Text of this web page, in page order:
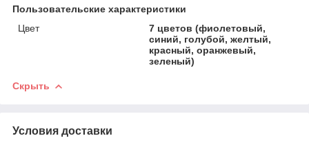
Пользовательские характеристики
Цвет
7 цветов (фиолетовый,
синий, голубой, желтый,
красный, оранжевый,
зеленый)
Скрыть
Условия доставки